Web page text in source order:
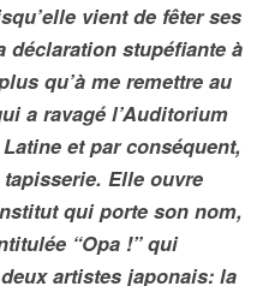
vient de fêter ses
déclaration stupéfiante à
qu’à me remettre au
a ravagé l’Auditorium
et par conséquent,
tapisserie. Elle ouvre
qui porte son nom,
“Opa !” qui
artistes japonais: la